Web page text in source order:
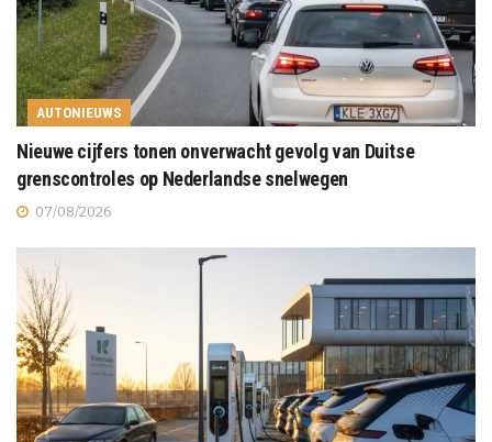
AUTONIEUWS
Nieuwe cijfers tonen onverwacht gevolg van Duitse
grenscontroles op Nederlandse snelwegen
07/08/2026